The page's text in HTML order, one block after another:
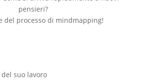
pensieri?
del processo di mindmapping!
suo lavoro